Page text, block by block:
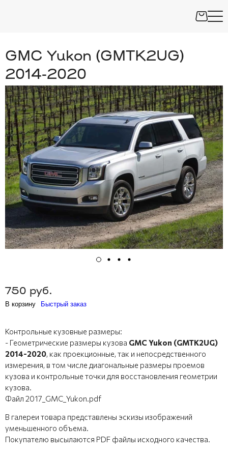
GMC Yukon (GMTK2UG)
2014-2020
750 руб.
В корзину Быстрый заказ
Контрольные кузовные размеры:
- Геометрические размеры кузова GMC Yukon (GMTK2UG)
2014-2020, как проекционные, так и непосредственного
измерения, в том числе диагональные размеры проемов
кузова и контрольные точки для восстановления геометрии
кузова.
Файл 2017_GMC_Yukon.pdf
В галереи товара представлены эскизы изображений
уменьшенного объема.
Покупателю высылаются PDF файлы исходного качества.